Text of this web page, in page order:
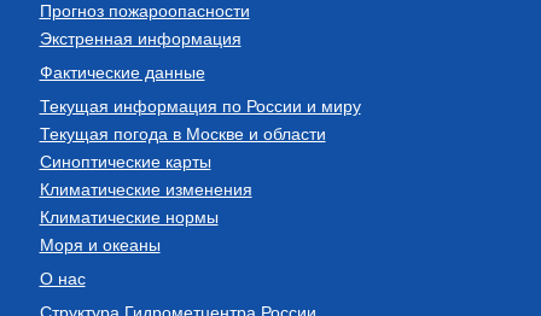
Прогноз пожароопасности
Экстренная информация
Фактические данные
Текущая информация по России и миру
Текущая погода в Москве и области
Синоптические карты
Климатические изменения
Климатические нормы
Моря и океаны
О нас